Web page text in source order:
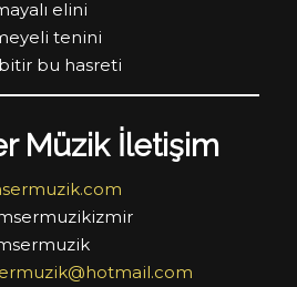
elini
tenini
bu hasreti
Müzik İletişim